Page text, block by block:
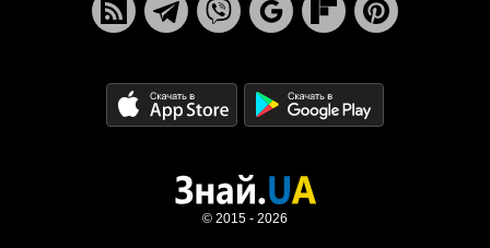
© 2015 - 2026